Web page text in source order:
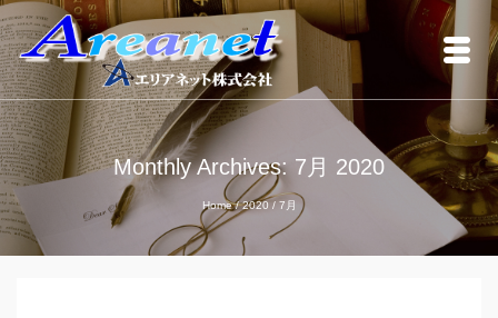
Monthly Archives: 7月 2020
Home / 2020 / 7月